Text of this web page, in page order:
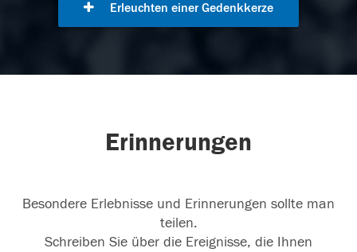
Erleuchten einer Gedenkkerze
Erinnerungen
Besondere Erlebnisse und Erinnerungen sollte man
teilen.
Schreiben Sie über die Ereignisse, die Ihnen